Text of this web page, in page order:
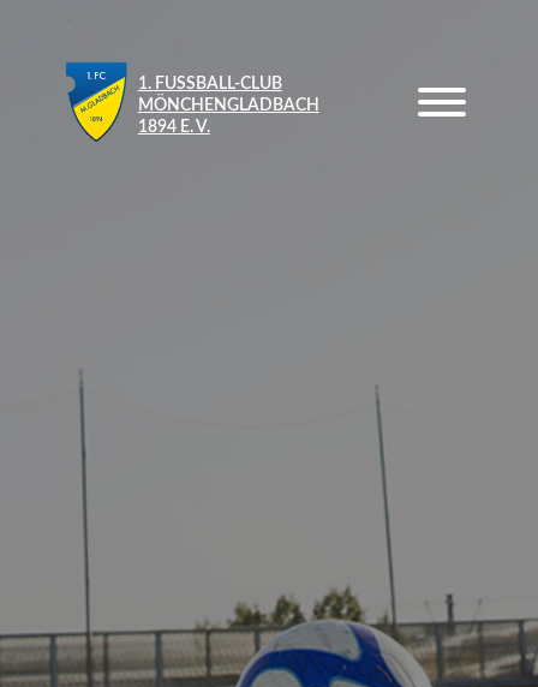
1. FUSSBALL-CLUB M
ÖNCHENGLADBACH 1
894 E. V.